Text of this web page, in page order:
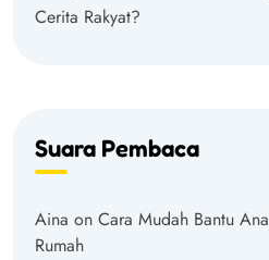
Cerita Rakyat?
Suara Pembaca
Aina on Cara Mudah Bantu
Rumah